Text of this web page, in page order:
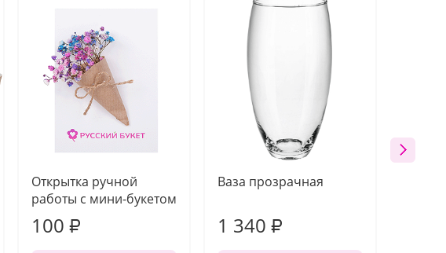
Открытка ручной
работы с мини-букетом
100 ₽
Ваза прозрачная
1 340 ₽